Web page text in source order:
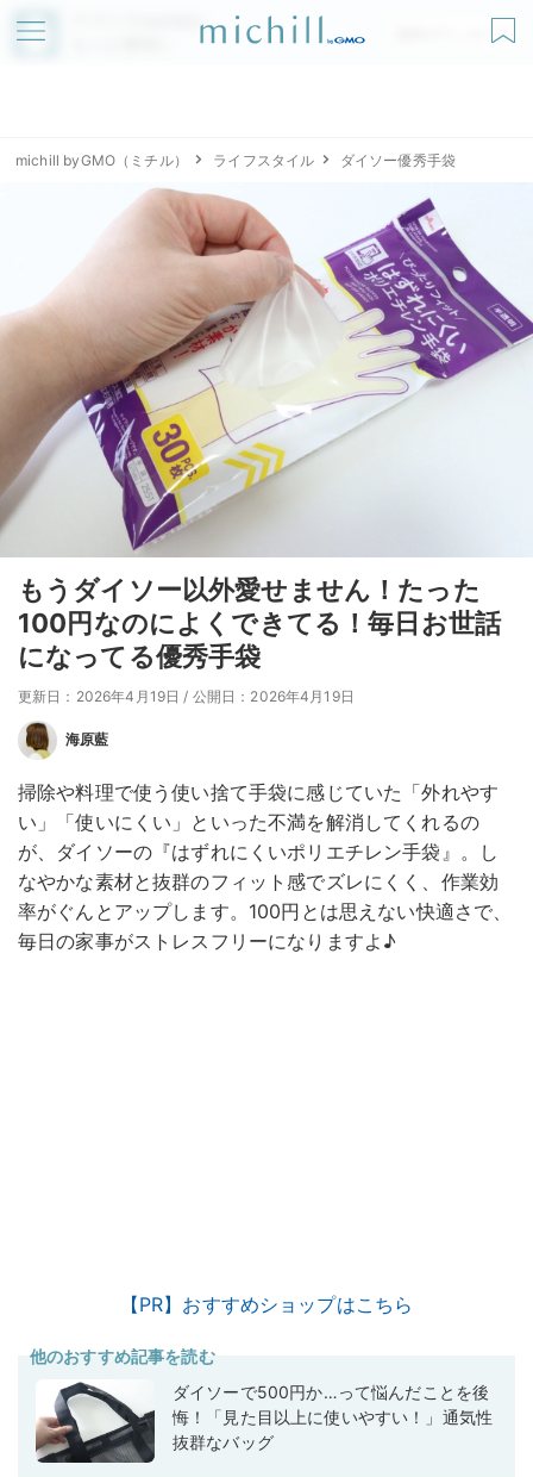
アプリでmichillが
無料ダウンロード
michill byGMO（ミチル） ライフスタイル ダイソー優秀手袋
もうダイソー以外愛せません！たった
100円なのによくできてる！毎日お世話
になってる優秀手袋
更新日：2026年4月19日 / 公開日：2026年4月19日
海原藍
掃除や料理で使う使い捨て手袋に感じていた「外れやす
い」「使いにくい」といった不満を解消してくれるの
が、ダイソーの『はずれにくいポリエチレン手袋』。し
なやかな素材と抜群のフィット感でズレにくく、作業効
率がぐんとアップします。100円とは思えない快適さで、
毎日の家事がストレスフリーになりますよ♪
【PR】おすすめショップはこちら
他のおすすめ記事を読む
ダイソーで500円か…って悩んだことを後
悔！「見た目以上に使いやすい！」通気性
抜群なバッグ